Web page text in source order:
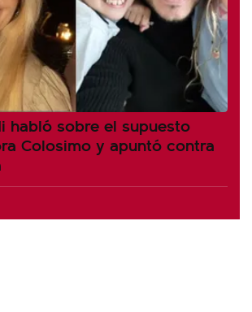
habló sobre el supuesto
Colosimo y apuntó contra